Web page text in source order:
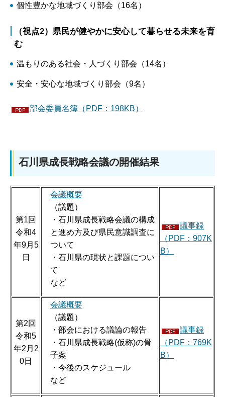
個性豊かな地域づくり部会（16名）
（視点2）県民が健やかに安心して暮らせる未来を育
む
温もりのある社会・人づくり部会（14名）
安全・安心な地域づくり部会（9名）
部会委員名簿（PDF：198KB）
石川県成長戦略会議の開催結果
第1回
令和4
年9月5
日
会議概要
（議題）
・石川県成長戦略会議の構成
と進め方及び県民意識調査に
ついて
・石川県の現状と課題につい
て
など
議事録
（PDF：907K
B）
第2回
令和5
年2月2
0日
会議概要
（議題）
・部会における議論の報告
・石川県成長戦略(仮称)の骨
子案
・今後のスケジュール
など
議事録
（PDF：769K
B）